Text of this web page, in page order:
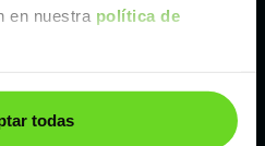
en nuestra política de
todas
segunda mano y
y ocasión